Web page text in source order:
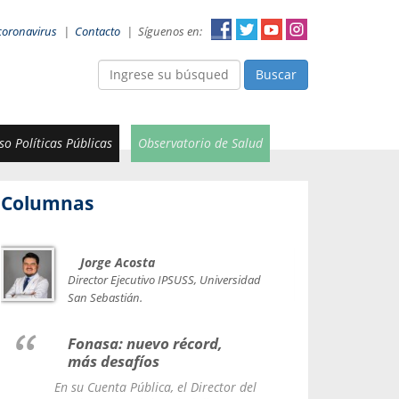
| Contacto | Síguenos en:
Buscar
Políticas Públicas Observatorio de Salud
Columnas
Jorge Acosta
Director Ejecutivo IPSUSS, Universidad
San Sebastián.
Fonasa: nuevo récord,
más desafíos
En su Cuenta Pública, el Director del